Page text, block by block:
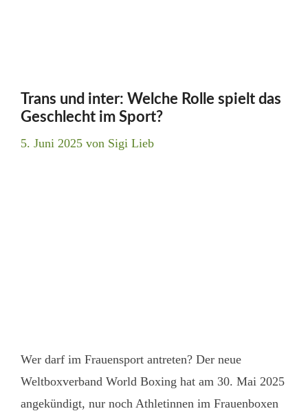
Trans und inter: Welche Rolle spielt das
Geschlecht im Sport?
5. Juni 2025 von Sigi Lieb
Wer darf im Frauensport antreten? Der neue
Weltboxverband World Boxing hat am 30. Mai 2025
angekündigt, nur noch Athletinnen im Frauenboxen